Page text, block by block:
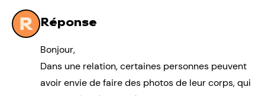
Réponse
Bonjour,
Dans une relation, certaines personnes peuvent
avoir envie de faire des photos de leur corps, qui